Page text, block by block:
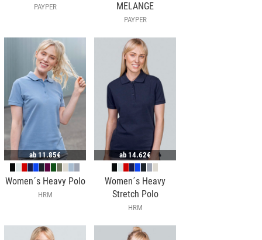
PAYPER
MELANGE
PAYPER
ab11.85€
Women´s Heavy Polo
HRM
ab 14.62€
Women´s Heavy
Stretch Polo
HRM